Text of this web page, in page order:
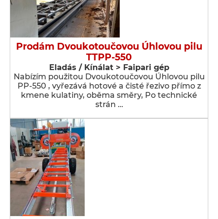
Prodám Dvoukotoučovou Úhlovou pilu
TTPP-550
Eladás / Kínálat > Faipari gép
Nabízím použitou Dvoukotoučovou Úhlovou pilu
PP-550 , vyřezává hotové a čisté řezivo přímo z
kmene kulatiny, oběma směry, Po technické
strán …